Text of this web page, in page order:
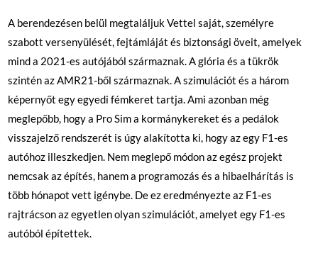
A berendezésen belül megtaláljuk Vettel saját, személyre
szabott versenyülését, fejtámláját és biztonsági öveit, amelyek
mind a 2021-es autójából származnak. A glória és a tükrök
szintén az AMR21-ből származnak. A szimulációt és a három
képernyőt egy egyedi fémkeret tartja. Ami azonban még
meglepőbb, hogy a Pro Sim a kormánykereket és a pedálok
visszajelző rendszerét is úgy alakította ki, hogy az egy F1-es
autóhoz illeszkedjen. Nem meglepő módon az egész projekt
nemcsak az építés, hanem a programozás és a hibaelhárítás is
több hónapot vett igénybe. De ez eredményezte az F1-es
rajtrácson az egyetlen olyan szimulációt, amelyet egy F1-es
autóból építettek.